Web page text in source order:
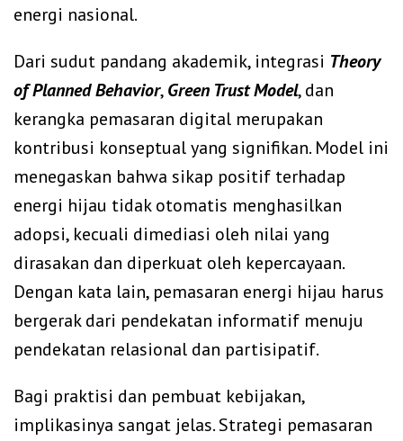
energi nasional.
Dari sudut pandang akademik, integrasi Theory
of Planned Behavior,Green Trust Model, dan
kerangka pemasaran digital merupakan
kontribusi konseptual yang signifikan. Model ini
menegaskan bahwa sikap positif terhadap
energi hijau tidak otomatis menghasilkan
adopsi, kecuali dimediasi oleh nilai yang
dirasakan dan diperkuat oleh kepercayaan.
Dengan kata lain, pemasaran energi hijau harus
bergerak dari pendekatan informatif menuju
pendekatan relasional dan partisipatif.
Bagi praktisi dan pembuat kebijakan,
implikasinya sangat jelas. Strategi pemasaran